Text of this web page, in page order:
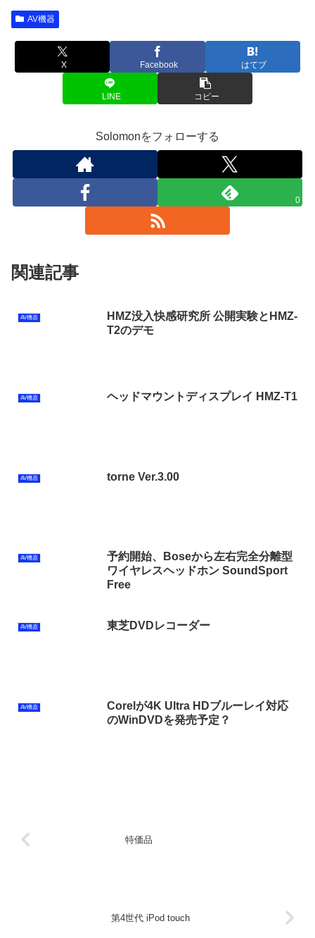
AV機器
X Facebook はてブ
LINE コピー
Solomonをフォローする
0
関連記事
AV機器
HMZ没入快感研究所 公開実験とHMZ-
T2のデモ
AV機器 ヘッドマウントディスプレイ HMZ-T1
AV機器 torne Ver.3.00
AV機器
予約開始、Boseから左右完全分離型
ワイヤレスヘッドホン SoundSport
Free
AV機器 東芝DVDレコーダー
AV機器
Corelが4K Ultra HDブルーレイ対応
のWinDVDを発売予定？
特価品
第4世代 iPod touch